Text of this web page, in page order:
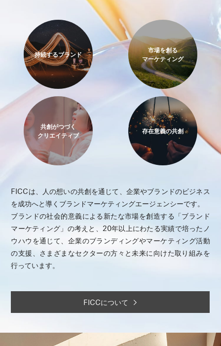
持続するブランド
市場を創る
マーケティング
共創がつづく
クリエイティブ
存在意義の共創
FICCは、人の想いの共創を通じて、企業やブランドのビジネス
を成功へと導くブランドマーケティングエージェンシーです。
ブランドの社会的意義による新たな市場を創造する「ブランド
マーケティング」の考えと、20年以上にわたる実績で培ったノ
ウハウを通じて、企業のブランディングやマーケティング活動
の支援、さまざまなセクターの方々と未来に向けた取り組みを
行っています。
FICCについて